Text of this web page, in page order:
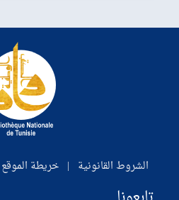
الشروط القانونية | خريطة الموقع